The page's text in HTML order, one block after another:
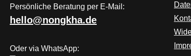
Persönliche Beratung per E-Mail:
hello@nongkha.de
Oder via WhatsApp: